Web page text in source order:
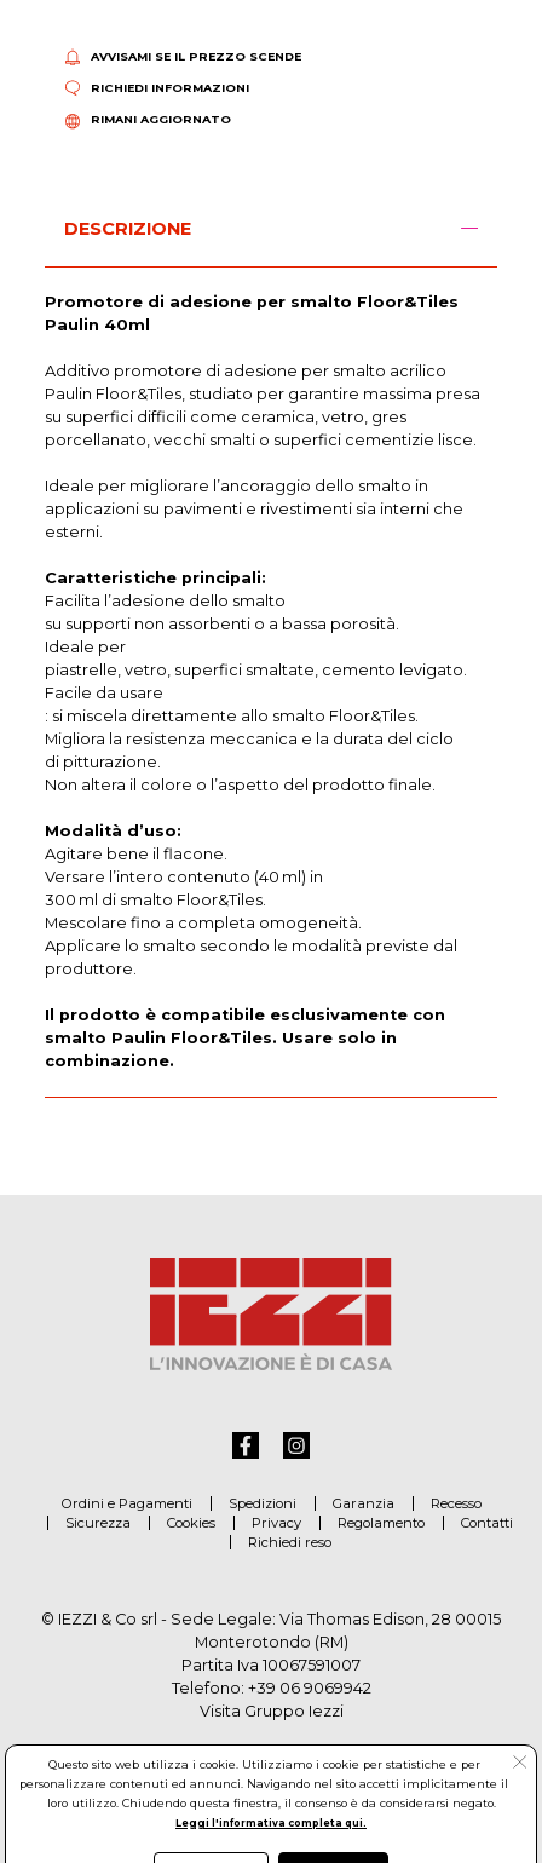
AVVISAMI SE IL PREZZO SCENDE
RICHIEDI INFORMAZIONI
RIMANI AGGIORNATO
DESCRIZIONE
Promotore di adesione per smalto Floor&Tiles
Paulin 40ml
Additivo promotore di adesione per smalto acrilico
Paulin Floor&Tiles, studiato per garantire massima presa
su superfici difficili come ceramica, vetro, gres
porcellanato, vecchi smalti o superfici cementizie lisce.
Ideale per migliorare l’ancoraggio dello smalto in
applicazioni su pavimenti e rivestimenti sia interni che
esterni.
Caratteristiche principali:
Facilita l’adesione dello smalto
su supporti non assorbenti o a bassa porosità.
Ideale per
piastrelle, vetro, superfici smaltate, cemento levigato.
Facile da usare
: si miscela direttamente allo smalto Floor&Tiles.
Migliora la resistenza meccanica e la durata del ciclo
di pitturazione.
Non altera il colore o l’aspetto del prodotto finale.
Modalità d’uso:
Agitare bene il flacone.
Versare l’intero contenuto (40 ml) in
300 ml di smalto Floor&Tiles.
Mescolare fino a completa omogeneità.
Applicare lo smalto secondo le modalità previste dal
produttore.
Il prodotto è compatibile esclusivamente con
smalto Paulin Floor&Tiles. Usare solo in
combinazione.
Ordini e Pagamenti Spedizioni Garanzia
Recesso
Sicurezza
Cookies Privacy Regolamento
Contatti
Richiedi reso
© IEZZI & Co srl - Sede Legale: Via Thomas Edison, 28 00015
Monterotondo (RM)
Partita Iva 10067591007
Telefono: +39 06 9069942
Visita Gruppo Iezzi
Questo sito web utilizza i cookie. Utilizziamo i cookie per statistiche e per
personalizzare contenuti ed annunci. Navigando nel sito accetti implicitamente il
loro utilizzo. Chiudendo questa finestra, il consenso è da considerarsi negato.
Leggi l'informativa completa qui.